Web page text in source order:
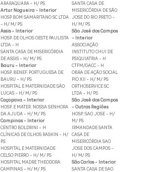
ARARAQUARA - H/ PS
Artur Nogueira - Interior
HOSP BOM SAMARITANO SC LTDA
- H/ M/ PS
Assis - Interior
HOSP. DE OLHOS OESTE PAULISTA
LTDA - H
SANTA CASA DE MISERICÓRDIA
DE ASSIS - H/ M/ PS
Bauru - Interior
HOSP. BENEF. PORTUGUESA DE
BAURU - H/ PS
HOSPITAL E MATERNIDADE SÃO
LUCAS - H/ M/ PS
Caçapava - Interior
HOSP. E MATER. NOSSA SENHORA
DA AJUDA - H/ M/ PS
Campinas - Interior
CENTRO BOLDRINI - H
CLÍNICAS DE OLHOS RASKIN - H/
PS
HOSPITAL E MATERNIDADE
CELSO PIERRO - H/ M/ PS
HOSPITAL MADRE THEODORA
CAMPINAS - H/ M/ PS
SANTA CASA DE
MISERICÓRDIA DE SÃO
JOSE DO RIO PRETO -
H/ M/ PS
São José dos Campos
- Interior
ASSOCIAÇÃO
INSTITUTO CHUI DE
PSIQUIATRIA - H
CTFM/GACC - H
OBRA DE AÇÃO SOCIAL
PIO XII - H/ M/ PS
ORTHOSERVICE SC
LTDA - H/ PS
São José dos Campos
- Outras Regiões
HOSP. SAO JOSE - H/
M/ PS
IRMANDADE SANTA
CASA DE
MISERICÓRDIA SAO
JOSE DOS CAMPOS -
H/ M/ PS
São Carlos - Interior
SANTA CASA DE SAO